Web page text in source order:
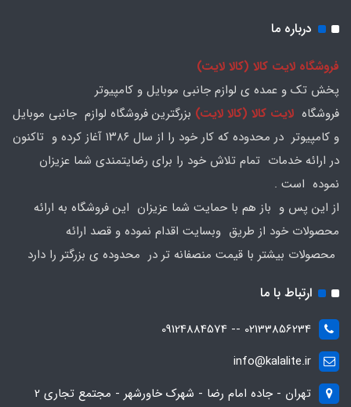
درباره ما
فروشگاه لایت کالا (کالا لایت)
پخش تک و عمده ی لوازم جانبی موبایل و کامپیوتر
فروشگاه لایت کالا (کالا لایت) بزرگترین فروشگاه لوازم جانبی موبایل
و کامپیوتر در محدوده که کار خود را از سال ۱۳۸۶ آغاز کرده و تاکنون
در ارائه خدمات تمام تلاش خود را برای رضایتمندی شما عزیزان
نموده است .
از این پس و باز هم با حمایت شما عزیزان این فروشگاه به ارائه
محصولات خود از طریق وبسایت اقدام نموده و قصد ارائه
محصولات بیشتر با قیمت منصفانه تر در محدوده ی بزرگتر را دارد
ارتباط با ما
02133856234 -- 09124884574
info@kalalite.ir
تهران - جاده امام رضا - شهرک خاورشهر - مجتمع تجاری 2